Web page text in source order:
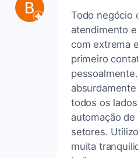
Todo negócio
atendimento
com extrema
primeiro
todos os
automação
setores.
muita